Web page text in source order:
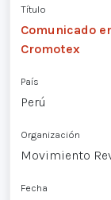
Título
Comunicado
Cromotex
País
Perú
Organización
Movimiento
Fecha